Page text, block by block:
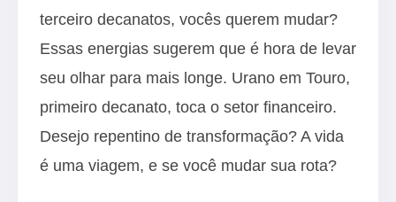
terceiro decanatos, vocês querem mudar?
Essas energias sugerem que é hora de levar
seu olhar para mais longe. Urano em Touro,
primeiro decanato, toca o setor financeiro.
Desejo repentino de transformação? A vida
é uma viagem, e se você mudar sua rota?